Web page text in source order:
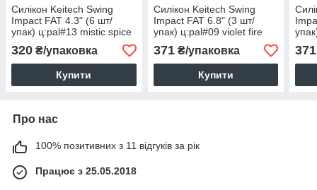
Силікон Keitech Swing
Impact FAT 4.3" (6 шт/
упак) ц:pal#13 mistic spice
320 ₴/упаковка
Купити
Силікон Keitech Swing
Impact FAT 6.8" (3 шт/
упак) ц:pal#09 violet fire
371₴/упаковка
Купити
371
Про нас
100% позитивних з 11 відгуків за рік
Працює з 25.05.2018